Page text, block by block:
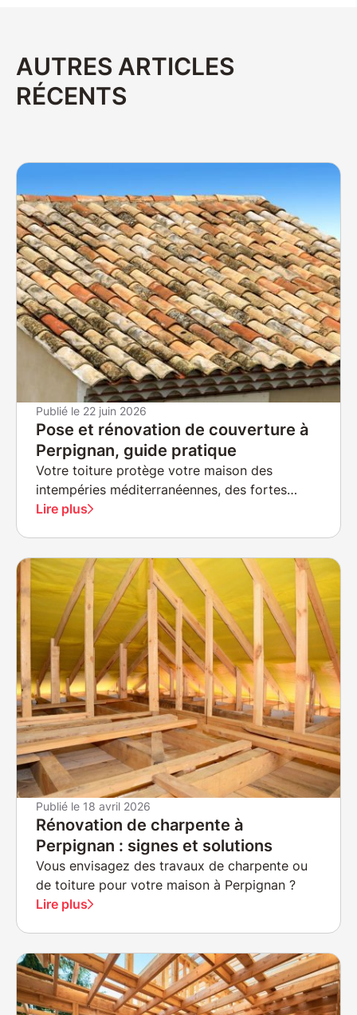
AUTRES ARTICLES
RÉCENTS
Publié le 22 juin 2026
Pose et rénovation de couverture à
Perpignan, guide pratique
Votre toiture protège votre maison des
intempéries méditerranéennes, des fortes
chaleurs estivales et des pluies parfois
Lire plus
Publié le 18 avril 2026
Rénovation de charpente à
Perpignan : signes et solutions
Vous envisagez des travaux de charpente ou
de toiture pour votre maison à Perpignan ?
Lire plus